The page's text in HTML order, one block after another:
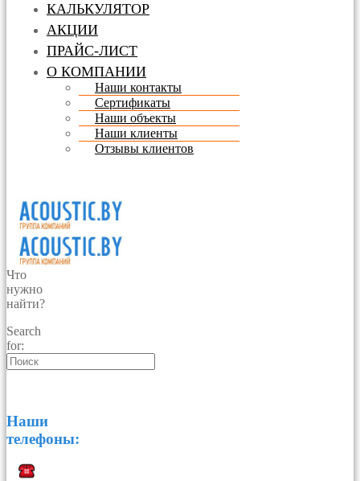
КАЛЬКУЛЯТОР
АКЦИИ
ПРАЙС-ЛИСТ
О КОМПАНИИ
Наши контакты
Сертификаты
Наши объекты
Наши клиенты
Отзывы клиентов
Что
нужно
найти?
Search
for:
Наши
телефоны: